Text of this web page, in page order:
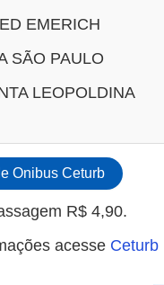
EMERICH
SÃO PAULO
LEOPOLDINA
Onibus Ceturb
R$ 4,90.
acesse Ceturb